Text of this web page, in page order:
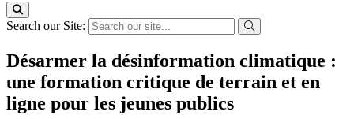
Search our Site:
Désarmer la désinformation climatique :
une formation critique de terrain et en
ligne pour les jeunes publics